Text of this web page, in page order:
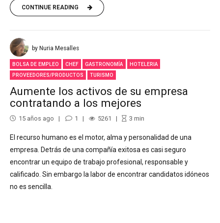
CONTINUE READING
by Nuria Mesalles
BOLSA DE EMPLEO CHEF GASTRONOMÍA HOTELERIA
PROVEEDORES/PRODUCTOS TURISMO
Aumente los activos de su empresa
contratando a los mejores
15 años ago 1 5261 3 min
El recurso humano es el motor, alma y personalidad de una
empresa. Detrás de una compañía exitosa es casi seguro
encontrar un equipo de trabajo profesional, responsable y
calificado. Sin embargo la labor de encontrar candidatos idóneos
no es sencilla.